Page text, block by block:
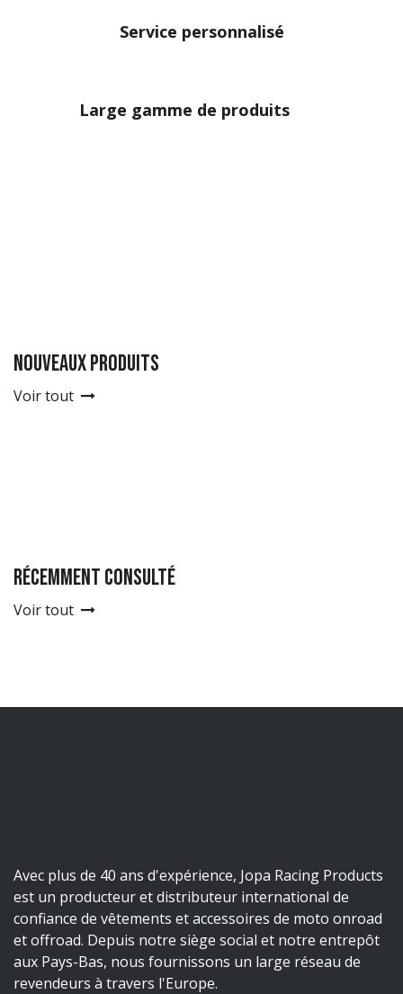
Service personnalisé
Large gamme de produits
nouveaux produits
Voir tout
récemment consulté
Voir tout
Avec plus de 40 ans d'expérience, Jopa Racing Products
est un producteur et distributeur international de
confiance de vêtements et accessoires de moto onroad
et offroad. Depuis notre siège social et notre entrepôt
aux Pays-Bas, nous fournissons un large réseau de
revendeurs à travers l'Europe.